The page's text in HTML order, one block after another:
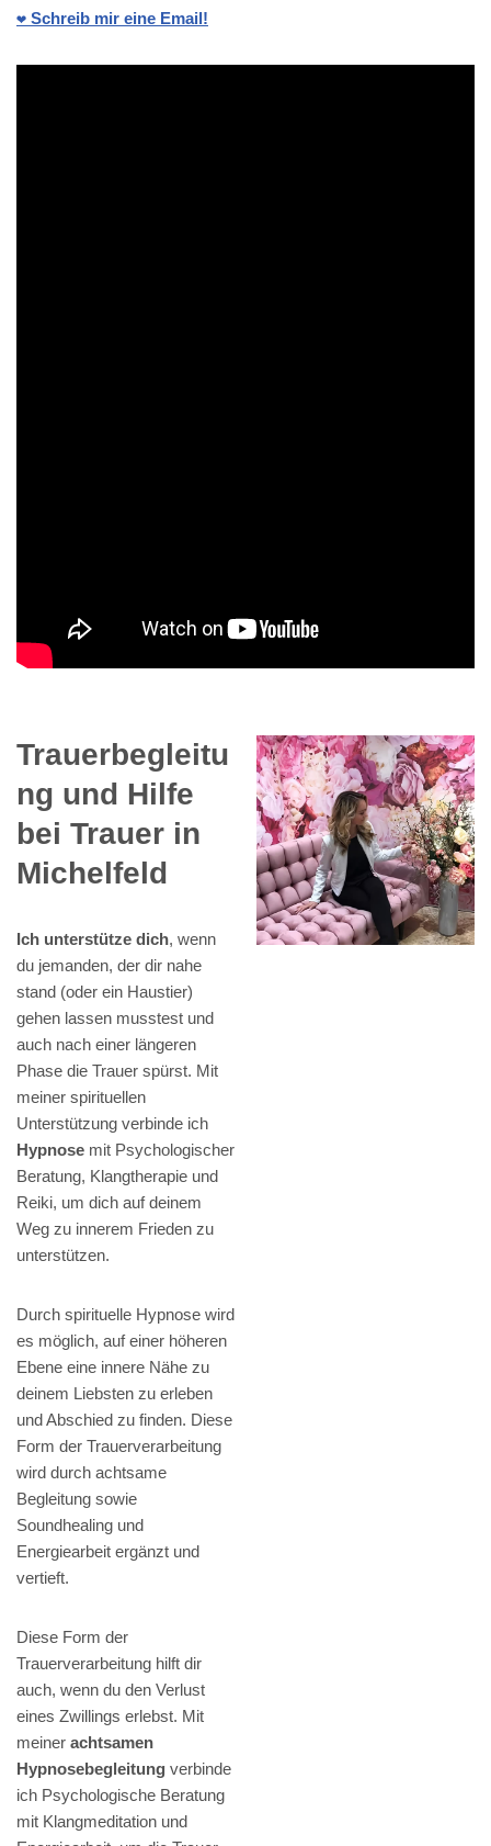
❤️ Schreib mir eine Email!
Trauerbegleitu
ng und Hilfe
bei Trauer in
Michelfeld
Ich unterstütze dich, wenn
du jemanden, der dir nahe
stand (oder ein Haustier)
gehen lassen musstest und
auch nach einer längeren
Phase die Trauer spürst. Mit
meiner spirituellen
Unterstützung verbinde ich
Hypnose mit Psychologischer
Beratung, Klangtherapie und
Reiki, um dich auf deinem
Weg zu innerem Frieden zu
unterstützen.
Durch spirituelle Hypnose wird
es möglich, auf einer höheren
Ebene eine innere Nähe zu
deinem Liebsten zu erleben
und Abschied zu finden. Diese
Form der Trauerverarbeitung
wird durch achtsame
Begleitung sowie
Soundhealing und
Energiearbeit ergänzt und
vertieft.
Diese Form der
Trauerverarbeitung hilft dir
auch, wenn du den Verlust
eines Zwillings erlebst. Mit
meiner achtsamen
Hypnosebegleitung verbinde
ich Psychologische Beratung
mit Klangmeditation und